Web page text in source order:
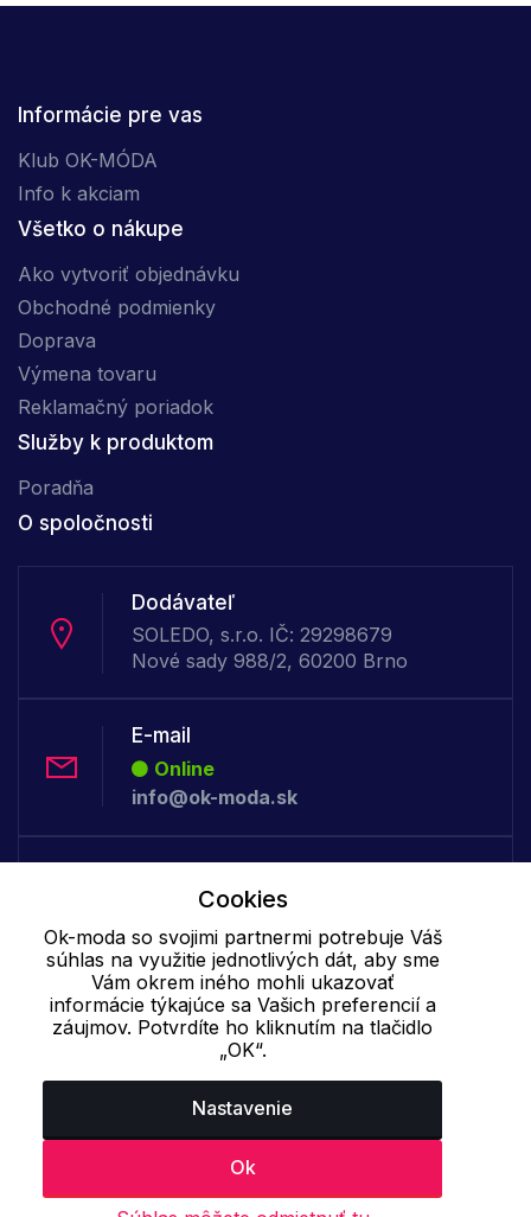
Informácie pre vas
Klub OK-MÓDA
Info k akciam
Všetko o nákupe
Ako vytvoriť objednávku
Obchodné podmienky
Doprava
Výmena tovaru
Reklamačný poriadok
Služby k produktom
Poradňa
O spoločnosti
Dodávateľ
SOLEDO, s.r.o. IČ: 29298679
Nové sady 988/2, 60200 Brno
E-mail
Online
info@ok-moda.sk
Offline
+421 277 278 079
Cookie - podrobné nastavenie| Ďalšie informácie|Spracovanie
osobných údajov
Cookies
Ok-moda so svojimi partnermi potrebuje Váš
súhlas na využitie jednotlivých dát, aby sme
Vám okrem iného mohli ukazovať
informácie týkajúce sa Vašich preferencií a
záujmov. Potvrdíte ho kliknutím na tlačidlo
„OK“.
Nastavenie
Ok